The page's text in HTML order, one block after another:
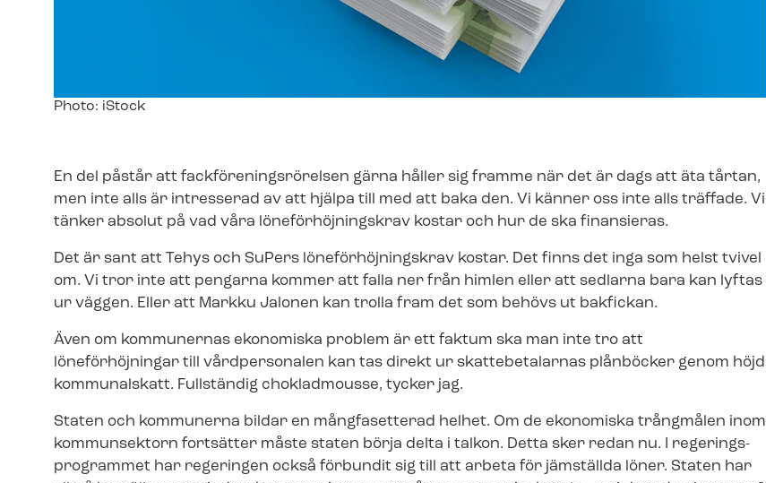
Image
Photo: iStock
En del påstår att fack­för­e­nings­rö­rel­sen gärna håller sig framme när det är dags att äta tårtan,
men inte alls är intresserad av att hjälpa till med att baka den. Vi känner oss inte alls träffade. Vi
tänker absolut på vad våra lö­ne­för­höj­nings­krav kostar och hur de ska finansieras.
Det är sant att Tehys och SuPers lö­ne­för­höj­nings­krav kostar. Det finns det inga som helst tvivel
om. Vi tror inte att pengarna kommer att falla ner från himlen eller att sedlarna bara kan lyftas
ur väggen. Eller att Markku Jalonen kan trolla fram det som behövs ut bakfickan.
Även om kommunernas ekonomiska problem är ett faktum ska man inte tro att
löneförhöjningar till vårdpersonalen kan tas direkt ur skattebetalarnas plånböcker genom höjd
kommunalskatt. Fullständig chokladmousse, tycker jag.
Staten och kommunerna bildar en mångfasetterad helhet. Om de ekonomiska trångmålen inom
kommunsektorn fortsätter måste staten börja delta i talkon. Detta sker redan nu. I re­ge­rings­
pro­gram­met har regeringen också förbundit sig till att arbeta för jämställda löner. Staten har